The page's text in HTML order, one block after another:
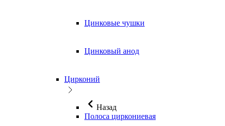
Цинковые чушки
Цинковый анод
Цирконий
Назад
Полоса циркониевая